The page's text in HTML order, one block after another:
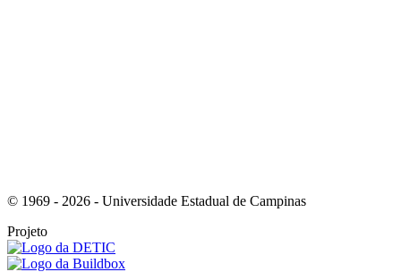
© 1969 - 2026 - Universidade Estadual de Campinas
Projeto